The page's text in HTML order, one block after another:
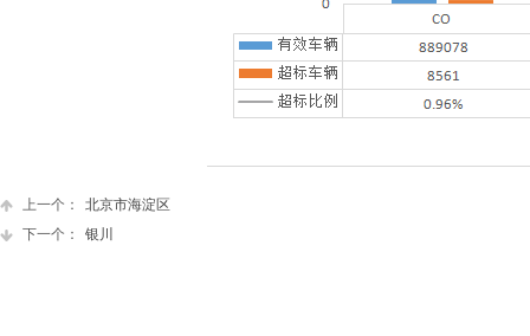
上一个：
北京市海淀区
下一个：
银川